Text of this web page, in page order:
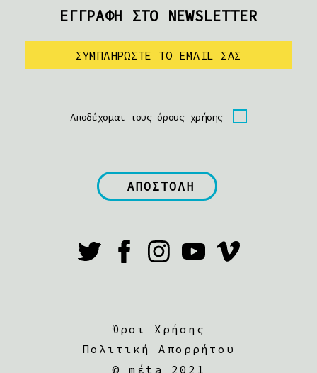
ΕΓΓΡΑΦΗ ΣΤΟ NEWSLETTER
Αποδέχομαι τους όρους χρήσης
Όροι Χρήσης
Πολιτική Απορρήτου
© mέta 2021